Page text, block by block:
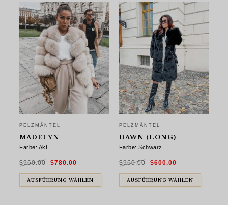
PELZMÄNTEL
MADELYN
Farbe: Akt
$960.00 Preis
$960.00
$780.00
$780.00.
AUSFÜHRUNG WÄHLEN
PELZMÄNTEL
DAWN (LONG)
Farbe: Schwarz
$960.00 Preis
$960.00
$600.00Preis
$600.00.
AUSFÜHRUNG WÄHLEN